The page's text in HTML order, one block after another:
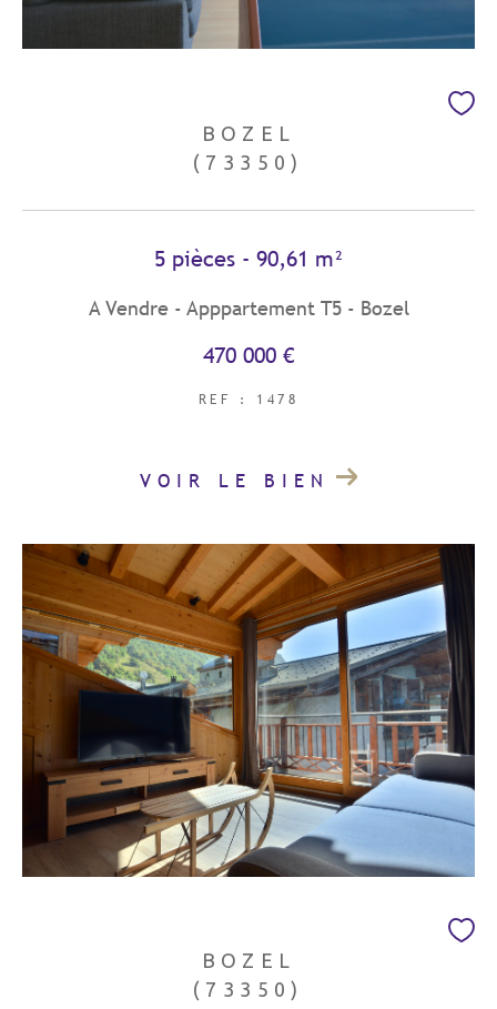
BOZEL
(73350)
5 pièces - 90,61 m²
A Vendre - Apppartement T5 - Bozel
470 000 €
REF : 1478
VOIR LE BIEN
BOZEL
(73350)
FILTRER PAR